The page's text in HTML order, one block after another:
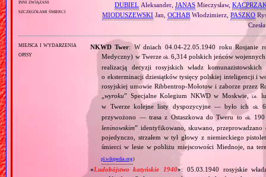
inni związani
szczegółami śmierci
DUBIEL Aleksander, JANASMieczysław,
MIODUSZEWSKI Jan,OCHAB Włodzimierz,PASZKO
miejsca i wydarzenia
opisy
NKWD Twer: W dniach 04.04‐22.05.1940 roku Rosjanie
Medyczny) w Twerze ok. 6,314 polskich jeńców
realizacją decyzji rosyjskich władz
o eksterminacji dziesiątków tysięcy polskiej inteligencji i
rosyjskiej umowie Ribbentrop‐Mołotow i zaborze przez
„wyroku” Specjalne Kolegium NKWD w Moskwie,i.e.
w Twerze kolejne listy dyspozycyjne — było ich
ok.
przywożono — trasa z Ostaszkowa do Tweru took.
leninowskim” identyfikowano, skuwano,
pojedynczo, strzałem w tył głowy z niemieckiego
śmierci w lesie w pobliżu miejscowości Miednoje, na
pl.wikipedia.org)
«Ludobójstwo katyńskie 1940»: 05.03.1940 rosyjskie